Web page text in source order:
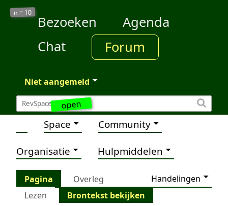
open
n = 10
Bezoeken
Agenda
Chat
Forum
Niet aangemeld
Space Community
Organisatie Hulpmiddelen
Pagina Overleg
Handelingen
Lezen
Brontekst bekijken